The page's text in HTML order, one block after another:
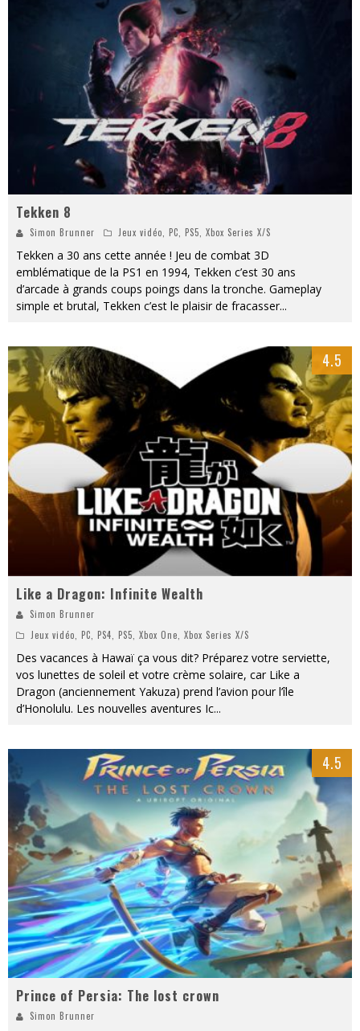
Tekken 8
Simon Brunner Jeux vidéo, PC, PS5, Xbox Series X/S
Tekken a 30 ans cette année ! Jeu de combat 3D
emblématique de la PS1 en 1994, Tekken c’est 30 ans
d’arcade à grands coups poings dans la tronche. Gameplay
simple et brutal, Tekken c’est le plaisir de fracasser...
4.5
Like a Dragon: Infinite Wealth
Simon Brunner
Jeux vidéo PC PS4 PS5 Xbox One Xbox Series X/S
Des vacances à Hawaï ça vous dit? Préparez votre serviette,
vos lunettes de soleil et votre crème solaire, car Like a
Dragon (anciennement Yakuza) prend l’avion pour l’île
d’Honolulu. Les nouvelles aventures Ic...
4.5
Prince of Persia: The lost crown
Simon Brunner